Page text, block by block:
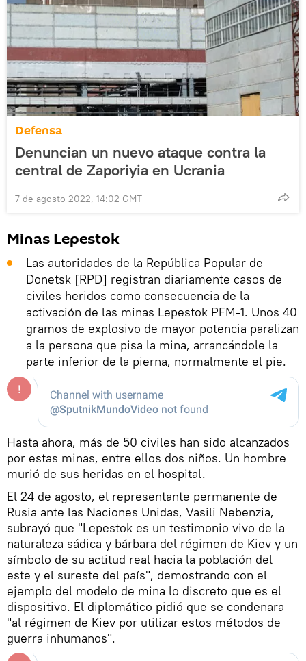
Defensa
Denuncian un nuevo ataque contra la
central de Zaporiyia en Ucrania
7 de agosto 2022, 14:02 GMT
Minas Lepestok
Las autoridades de la República Popular de
Donetsk [RPD] registran diariamente casos de
civiles heridos como consecuencia de la
activación de las minas Lepestok PFM-1. Unos 40
gramos de explosivo de mayor potencia paralizan
a la persona que pisa la mina, arrancándole la
parte inferior de la pierna, normalmente el pie.
Hasta ahora, más de 50 civiles han sido alcanzados
por estas minas, entre ellos dos niños. Un hombre
murió de sus heridas en el hospital.
El 24 de agosto, el representante permanente de
Rusia ante las Naciones Unidas, Vasili Nebenzia,
subrayó que "Lepestok es un testimonio vivo de la
naturaleza sádica y bárbara del régimen de Kiev y un
símbolo de su actitud real hacia la población del
este y el sureste del país", demostrando con el
ejemplo del modelo de mina lo discreto que es el
dispositivo. El diplomático pidió que se condenara
"al régimen de Kiev por utilizar estos métodos de
guerra inhumanos".